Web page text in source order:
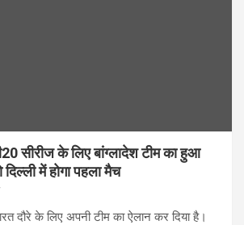
सीरीज के लिए बांग्लादेश टीम का हुआ
में होगा पहला मैच
दौरे के लिए अपनी टीम का ऐलान कर दिया है।